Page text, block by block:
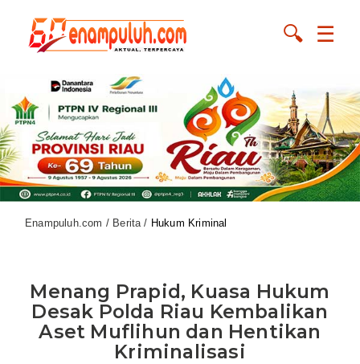
☰
🔍
Enampuluh.com / Berita / Hukum Kriminal
Menang Prapid, Kuasa Hukum
Desak Polda Riau Kembalikan
Aset Muflihun dan Hentikan
Kriminalisasi